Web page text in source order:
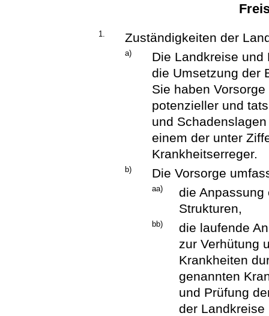
1. Zuständigkeiten der
a)
Die Landkreise
die Umsetzung der
Sie haben
potenzieller und
und
einem der unter
Krankheitserreger.
b) Die Vorsorge
aa)
die Anpassung
Strukturen,
bb)
die laufende
zur Verhütung
Krankheiten
genannten
und Prüfung
der